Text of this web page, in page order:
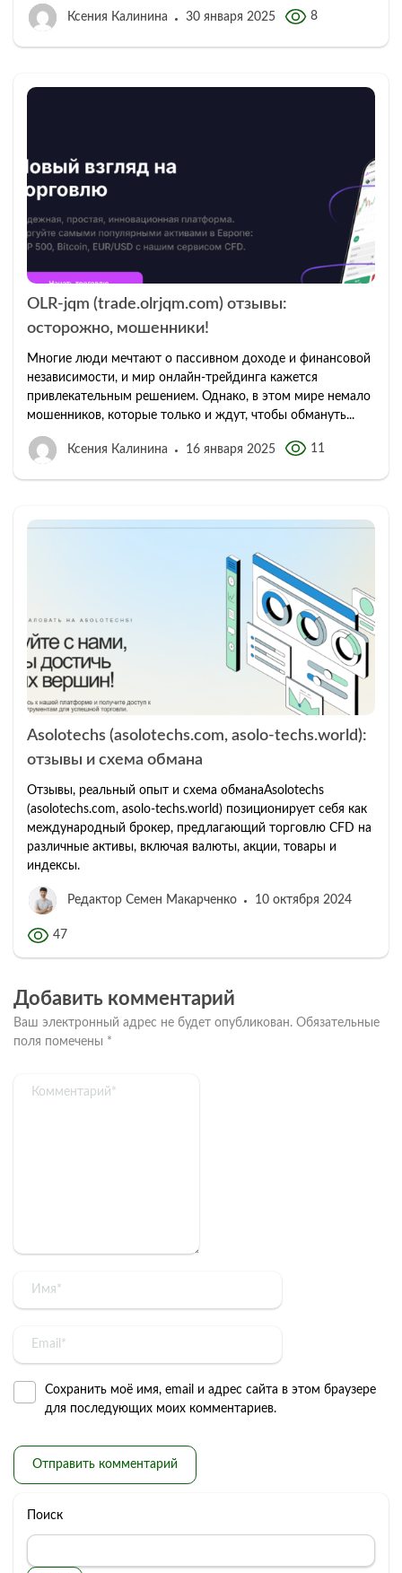
Ксения Калинина 30 января 2025 8
OLR-jqm (trade.olrjqm.com) отзывы:
осторожно, мошенники!
Многие люди мечтают о пассивном доходе и финансовой
независимости, и мир онлайн-трейдинга кажется
привлекательным решением. Однако, в этом мире немало
мошенников, которые только и ждут, чтобы обмануть...
Ксения Калинина 16 января 2025 11
Asolotechs (asolotechs.com, asolo-techs.world):
отзывы и схема обмана
Отзывы, реальный опыт и схема обманаAsolotechs
(asolotechs.com, asolo-techs.world) позиционирует себя как
международный брокер, предлагающий торговлю CFD на
различные активы, включая валюты, акции, товары и
индексы.
Редактор Семен Макарченко 10 октября 2024
47
Добавить комментарий
Ваш электронный адрес не будет опубликован. Обязательные
поля помечены *
Сохранить моё имя, email и адрес сайта в этом браузере
для последующих моих комментариев.
Поиск